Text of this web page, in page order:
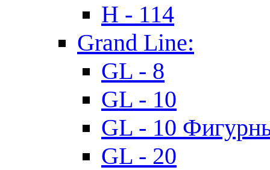
H - 114
Grand Line:
GL - 8
GL - 10
GL - 10
GL - 20